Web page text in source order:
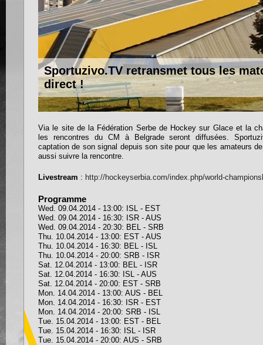
Sportuzivo.TV retransmet tous les
direct !
Via le site de la Fédération Serbe de Hockey sur Glace et la
les rencontres du CM à Belgrade seront diffusées.
captation de son signal depuis son site pour que les amateurs
aussi suivre la rencontre.
Livestream : http://hockeyserbia.com/index.php/world-
Programme
Wed. 09.04.2014 - 13:00: ISL - EST
Wed. 09.04.2014 - 16:30: ISR - AUS
Wed. 09.04.2014 - 20:30: BEL - SRB
Thu. 10.04.2014 - 13:00: EST - AUS
Thu. 10.04.2014 - 16:30: BEL - ISL
Thu. 10.04.2014 - 20:00: SRB - ISR
Sat. 12.04.2014 - 13:00: BEL - ISR
Sat. 12.04.2014 - 16:30: ISL - AUS
Sat. 12.04.2014 - 20:00: EST - SRB
Mon. 14.04.2014 - 13:00: AUS - BEL
Mon. 14.04.2014 - 16:30: ISR - EST
Mon. 14.04.2014 - 20:00: SRB - ISL
Tue. 15.04.2014 - 13:00: EST - BEL
Tue. 15.04.2014 - 16:30: ISL - ISR
Tue. 15.04.2014 - 20:00: AUS - SRB